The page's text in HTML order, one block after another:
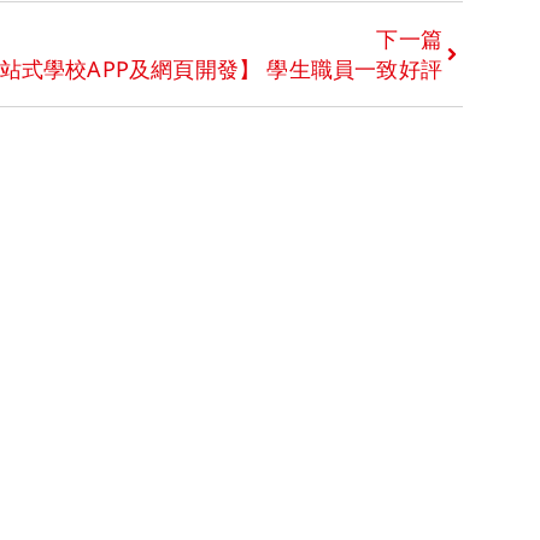
下一篇
式學校APP及網頁開發】 學生職員一致好評